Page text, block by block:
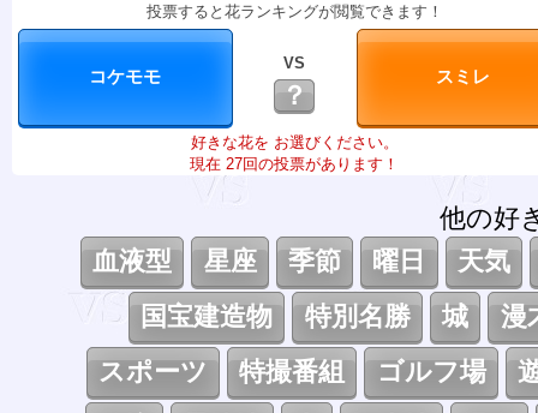
投票すると花ランキングが閲覧できます！
VS
？
好きな花を お選びください。
現在 27回の投票があります！
他の好
血液型
星座 季節 曜日
天気
国宝建造物
特別名勝 城
漫
スポーツ
特撮番組 ゴルフ場